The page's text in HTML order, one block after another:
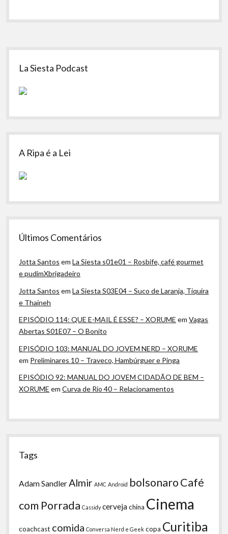
o
potência
Sidebar
La Siesta Podcast
A Ripa é a Lei
Últimos Comentários
Jotta Santos emLa Siesta s01e01 – Rosbife, café gourmet
e pudimXbrigadeiro
Jotta Santos emLa Siesta S03E04 – Suco de Laranja, Tiquira
e Thaineh
EPISÓDIO 114: QUE E-MAIL É ESSE? – XORUME emVagas
Abertas S01E07 – O Bonito
EPISÓDIO 103: MANUAL DO JOVEM NERD – XORUME
em Preliminares 10 – Traveco, Hambúrguer e Pinga
EPISÓDIO 92: MANUAL DO JOVEM CIDADÃO DE BEM –
XORUME emCurva de Rio 40 – Relacionamentos
Tags
Adam Sandler Almir AMC Android bolsonaroCafé
com Porrada Cassidy cervejachina Cinema
coachcast comida Conversa Nerd e Geek copa Curitiba